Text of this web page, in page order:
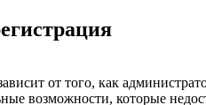
от того, как
возможности, которые